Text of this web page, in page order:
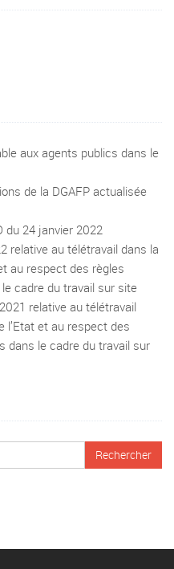
aux agents publics dans le
de la DGAFP actualisée
du 24 janvier 2022
relative au télétravail dans la
au respect des règles
cadre du travail sur site
relative au télétravail
l’Etat et au respect des
dans le cadre du travail sur